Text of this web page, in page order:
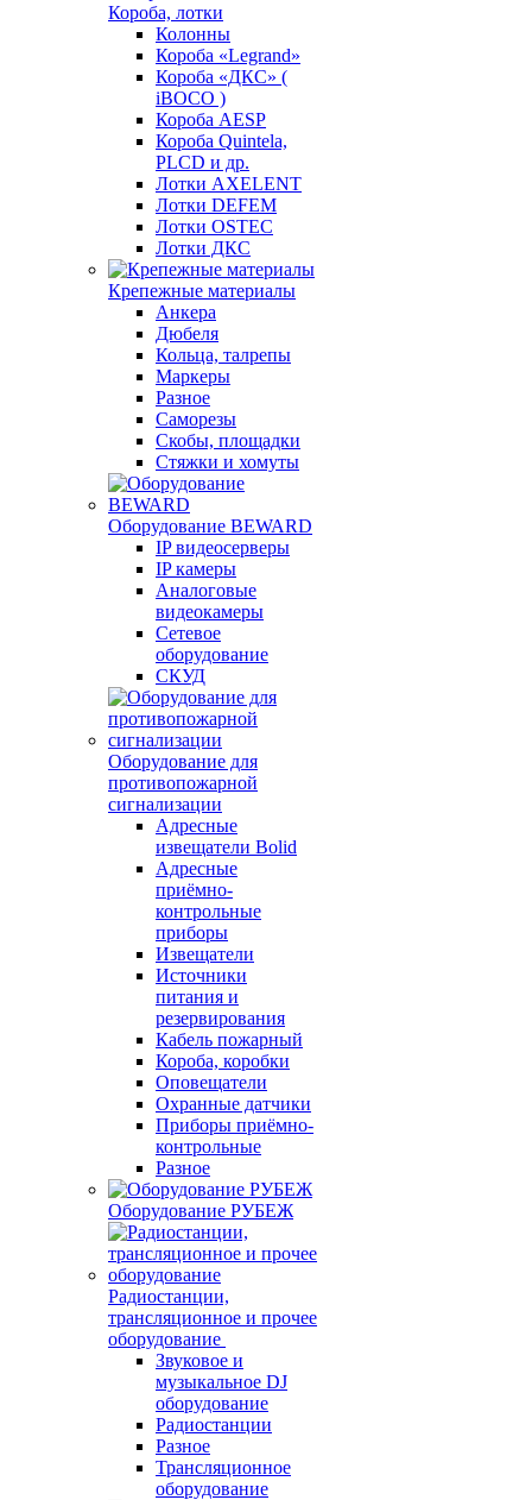
Короба, лотки
Колонны
Короба «Legrand»
Короба «ДКС» (
iBOCO )
Короба AESP
Короба Quintela,
PLCD и др.
Лотки AXELENT
Лотки DEFEM
Лотки OSTEC
Лотки ДКС
Крепежные материалы
Анкера
Дюбеля
Кольца, талрепы
Маркеры
Разное
Саморезы
Скобы, площадки
Стяжки и хомуты
Оборудование BEWARD
IP видеосерверы
IP камеры
Аналоговые
видеокамеры
Сетевое
оборудование
СКУД
Оборудование для
противопожарной
сигнализации
Адресные
извещатели Bolid
Адресные
приёмно-
контрольные
приборы
Извещатели
Источники
питания и
резервирования
Кабель пожарный
Короба, коробки
Оповещатели
Охранные датчики
Приборы приёмно-
контрольные
Разное
Оборудование РУБЕЖ
Радиостанции,
трансляционное и прочее
оборудование
Звуковое и
музыкальное DJ
оборудование
Радиостанции
Разное
Трансляционное
оборудование